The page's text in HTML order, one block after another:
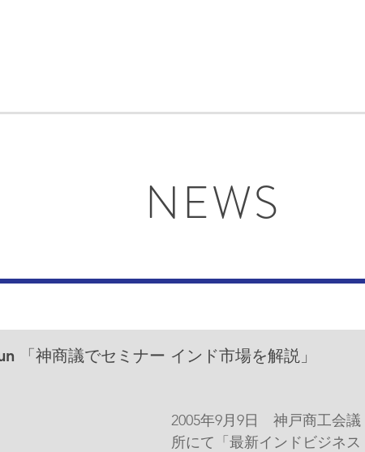
NEWS
「神商議でセミナー インド市場を解説」
2005年9月9日　神戸商工会議
所にて「最新インドビジネス